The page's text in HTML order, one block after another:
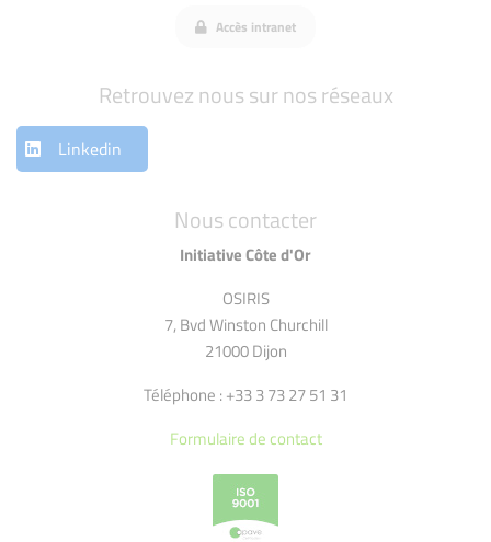
Nous contacter
Initiative Côte d'Or
OSIRIS
7, Bvd Winston Churchill
21000 Dijon
Téléphone : +33 3 73 27 51 31
Formulaire de contact
Accès intranet
Retrouvez nous sur nos réseaux
Linkedin